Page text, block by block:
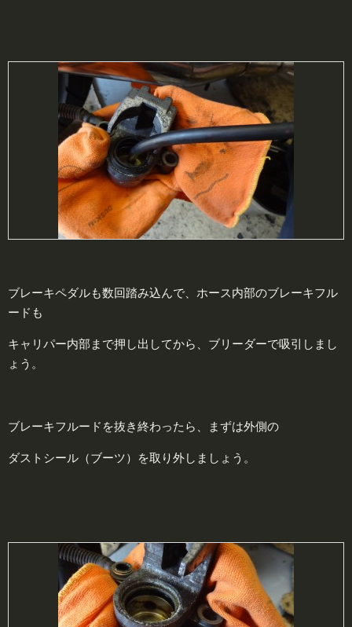
ブレーキペダルも数回踏み込んで、ホース内部のブレーキフル
ードも
キャリパー内部まで押し出してから、ブリーダーで吸引しまし
ょう。
ブレーキフルードを抜き終わったら、まずは外側の
ダストシール（ブーツ）を取り外しましょう。